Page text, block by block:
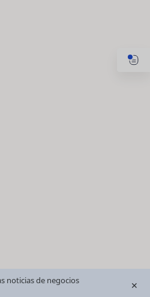
noticias de negocios